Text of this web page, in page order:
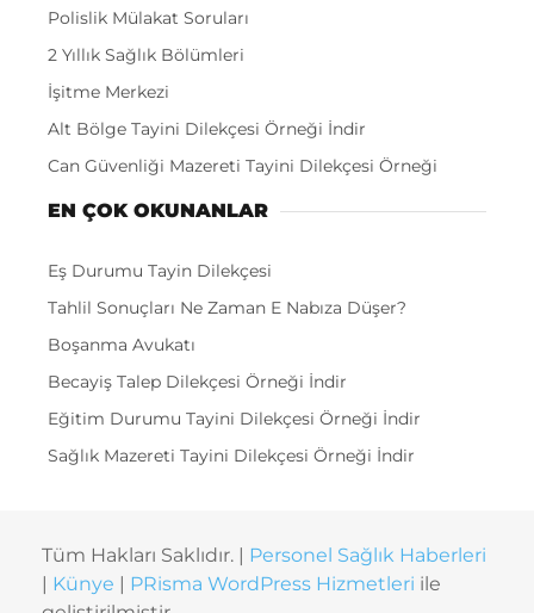
Polislik Mülakat Soruları
2 Yıllık Sağlık Bölümleri
İşitme Merkezi
Alt Bölge Tayini Dilekçesi Örneği İndir
Can Güvenliği Mazereti Tayini Dilekçesi Örneği
EN ÇOK OKUNANLAR
Eş Durumu Tayin Dilekçesi
Tahlil Sonuçları Ne Zaman E Nabıza Düşer?
Boşanma Avukatı
Becayiş Talep Dilekçesi Örneği İndir
Eğitim Durumu Tayini Dilekçesi Örneği İndir
Sağlık Mazereti Tayini Dilekçesi Örneği İndir
Tüm Hakları Saklıdır. | Personel Sağlık Haberleri
| Künye | PRisma WordPress Hizmetleri ile